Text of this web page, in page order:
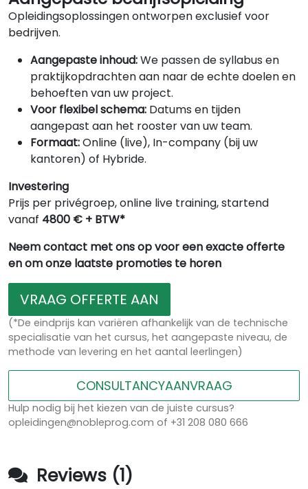
Opleidingsoplossingen ontworpen exclusief voor
bedrijven.
Aangepaste inhoud:We passen de syllabus en
praktijkopdrachten aan naar de echte doelen en
behoeften van uw project.
Voor flexibel schema: Datums en tijden
aangepast aan het rooster van uw team.
Formaat:Online (live), In-company (bij uw
kantoren) of Hybride.
Investering
Prijs per privégroep, online live training, startend
vanaf 4800 € + BTW*
Neem contact met ons op voor een exacte offerte
en om onze laatste promoties te horen
VRAAG OFFERTE AAN
(*De eindprijs kan variëren afhankelijk van de technische
specialisatie van het cursus, het aangepaste niveau, de
methode van levering en het aantal leerlingen)
CONSULTANCYAANVRAAG
Hulp nodig bij het kiezen van de juiste cursus?
opleidingen@nobleprog.com of +31 208 080 666
Reviews (1)